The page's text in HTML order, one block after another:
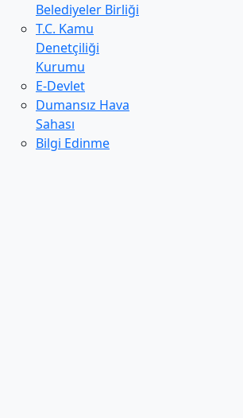
Belediyeler Birliği
T.C. Kamu
Denetçiliği
Kurumu
E-Devlet
Dumansız Hava
Sahası
Bilgi Edinme